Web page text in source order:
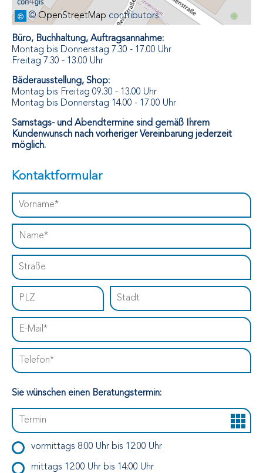
©OpenStreetMap contributors.
Büro, Buchhaltung, Auftragsannahme:
Montag bis Donnerstag 7.30 - 17.00 Uhr
Freitag 7.30 - 13.00 Uhr
Bäderausstellung, Shop:
Montag bis Freitag 09.30 - 13.00 Uhr
Montag bis Donnerstag 14.00 - 17.00 Uhr
Samstags- und Abendtermine sind gemäß Ihrem
Kundenwunsch nach vorheriger Vereinbarung jederzeit
möglich.
Kontaktformular
Sie wünschen einen Beratungstermin:
vormittags 8:00 Uhr bis 12:00 Uhr
mittags 12:00 Uhr bis 14:00 Uhr